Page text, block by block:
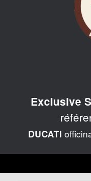
Exclusive
DUCATI